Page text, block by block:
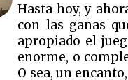
Hasta hoy, y
con las ganas
apropiado el
enorme, o
O sea, un